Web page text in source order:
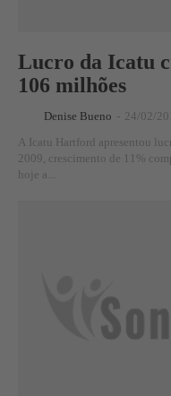
Lucro da Icatu
106 milhões
Denise Bueno - 24/02/
A Icatu Hartford apresentou
2009, crescimento de 11%
hoje a...